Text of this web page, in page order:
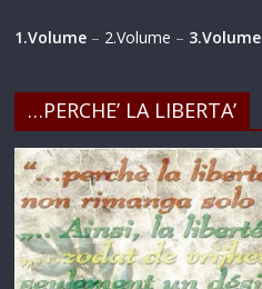
1.Volume – 2.Volume – 3.Volume
…PERCHE’ LA LIBERTA’